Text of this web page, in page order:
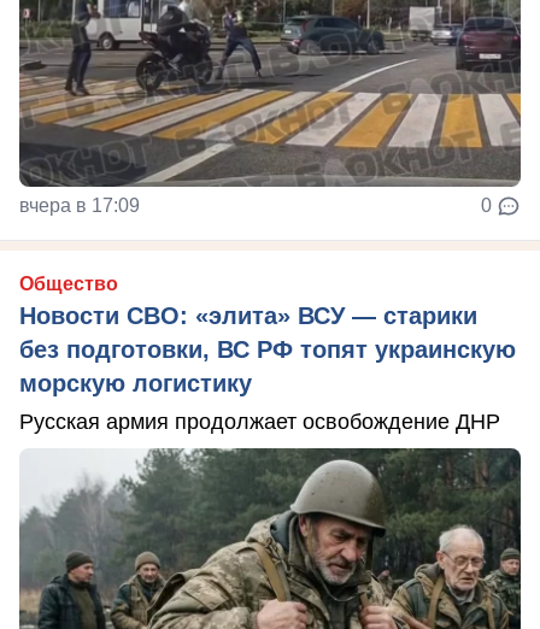
вчера в 17:09 0
Общество
Новости СВО: «элита» ВСУ — старики
без подготовки, ВС РФ топят украинскую
морскую логистику
Русская армия продолжает освобождение ДНР